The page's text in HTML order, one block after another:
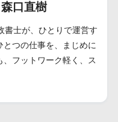
口直樹
書士が、ひとりで運営す
つの仕事を、まじめに
フットワーク軽く、ス